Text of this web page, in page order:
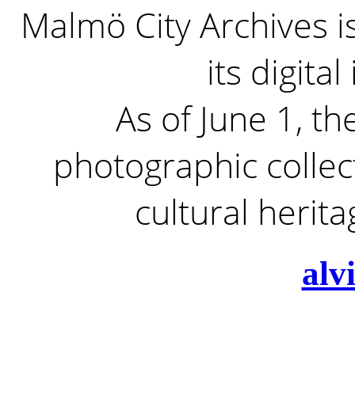
Malmö City Archives
its digital
As of June 1,
photographic
cultural